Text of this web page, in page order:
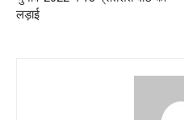
लड़ाई